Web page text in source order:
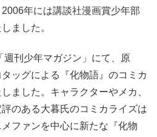
年には講談社漫画賞少年部
ました。
刊少年マガジン」にて、原
ッグによる『化物語』のコミカ
ました。キャラクターやメカ、
のある大暮氏のコミカライズは
ファンを中心に新たな『化物